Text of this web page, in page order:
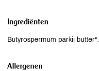
Ingrediënten
Butyrospermum parkii butter*.
Allergenen